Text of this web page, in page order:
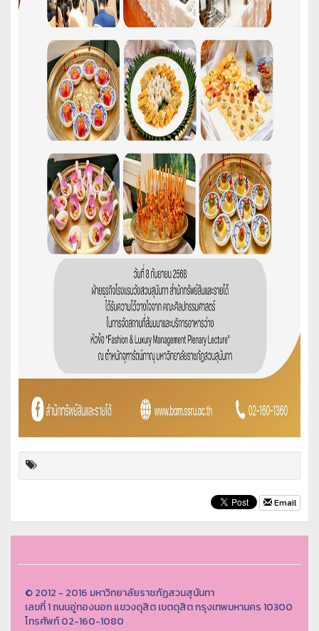
Email
© 2012 - 2016 มหาวิทยาลัยราชภัฏสวนสุนันทา
เลขที่ 1 ถนนอู่ทองนอก แขวงดุสิต เขตดุสิต กรุงเทพมหานคร 10300
โทรศัพท์ 02-160-1080